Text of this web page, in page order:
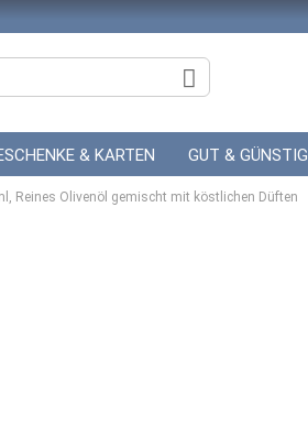
& KARTEN GUT & GÜNSTIG
GUTSCHEINE
Reines Olivenöl gemischt mit köstlichen Düften